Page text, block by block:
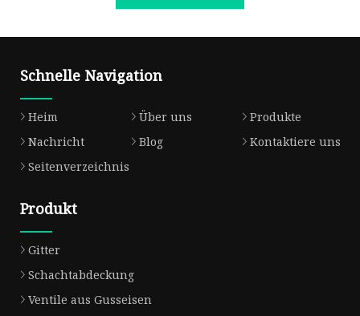
Schnelle Navigation
Heim Über uns
Produkte
Nachricht
Blog
Kontaktiere uns
Seitenverzeichnis
Produkt
Gitter
Schachtabdeckung
Ventile aus Gusseisen